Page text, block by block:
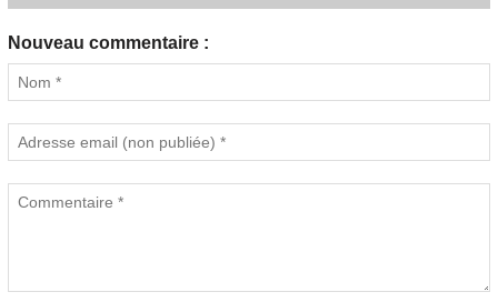
Nouveau commentaire :